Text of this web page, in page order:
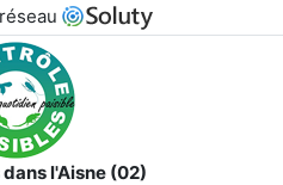
l'Aisne (02)